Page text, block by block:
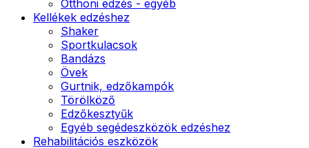
Otthoni edzés - egyéb
Kellékek edzéshez
Shaker
Sportkulacsok
Bandázs
Övek
Gurtnik, edzőkampók
Törölköző
Edzőkesztyűk
Egyéb segédeszközök edzéshez
Rehabilitációs eszközök